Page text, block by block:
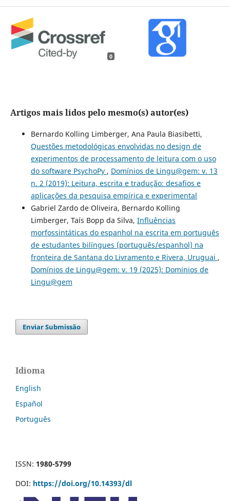
0
Artigos mais lidos pelo mesmo(s) autor(es)
Bernardo Kolling Limberger, Ana Paula Biasibetti,
Questões metodológicas envolvidas no design de
experimentos de processamento de leitura com o uso
do software PsychoPy , Domínios de Lingu@gem: v. 13
n. 2 (2019): Leitura, escrita e tradução: desafios e
aplicações da pesquisa empírica e experimental
Gabriel Zardo de Oliveira, Bernardo Kolling
Limberger, Taís Bopp da Silva, Influências
morfossintáticas do espanhol na escrita em português
de estudantes bilíngues (português/espanhol) na
fronteira de Santana do Livramento e Rivera, Uruguai ,
Domínios de Lingu@gem: v. 19 (2025): Domínios de
Lingu@gem
Enviar Submissão
Idioma
English
Español
Português
ISSN: 1980-5799
DOI: https://doi.org/10.14393/dl